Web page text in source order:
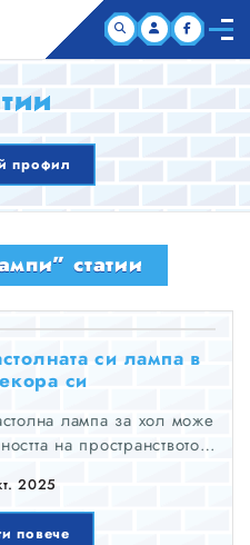
профил
статии
си лампа в
си
лампа за хол може
на пространството.
на зоната – става
и допълване
на стаята.
2025
повече